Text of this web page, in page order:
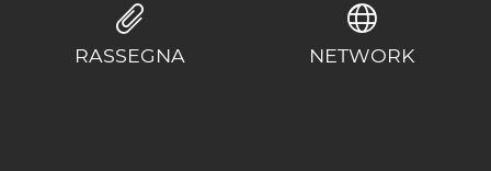
RASSEGNA NETWORK